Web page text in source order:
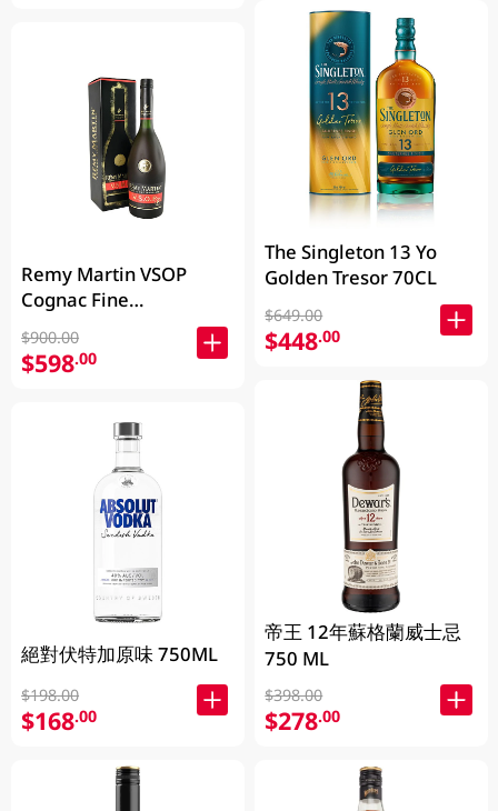
Remy Martin VSOP
Cognac Fine
Champagne 700ML
$900.00
$598.00
絕對伏特加原味 750ML
$198.00
$168.00
The Singleton 13 Yo
Golden Tresor 70CL
$649.00
$448.00
帝王 12年蘇格蘭威士忌
750 ML
$398.00
$278.00